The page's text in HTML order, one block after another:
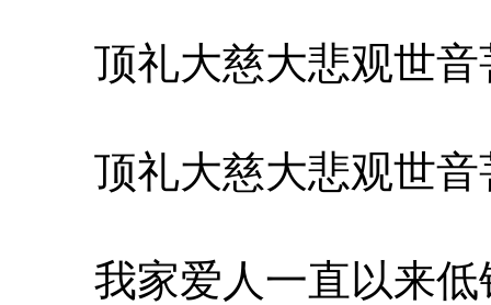
顶礼大慈大悲观世音
顶礼大慈大悲观世音
我家爱人一直以来低